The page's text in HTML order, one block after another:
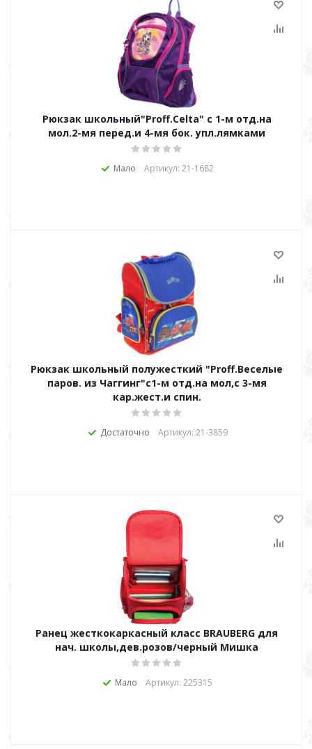
Рюкзак школьный"Proff.Celta" c 1-м отд.на
мол.2-мя перед.и 4-мя бок. упл.лямками
Мало Артикул: 21-1682
Рюкзак школьный полужесткий "Proff.Веселые
паров. из Чаггинг"c1-м отд.на мол,с 3-мя
кар.жест.и спин.
Достаточно Артикул: 21-3859
Ранец жесткокаркасный класс BRAUBERG для
нач. школы,дев.розов/черный Мишка
Мало Артикул: 225315